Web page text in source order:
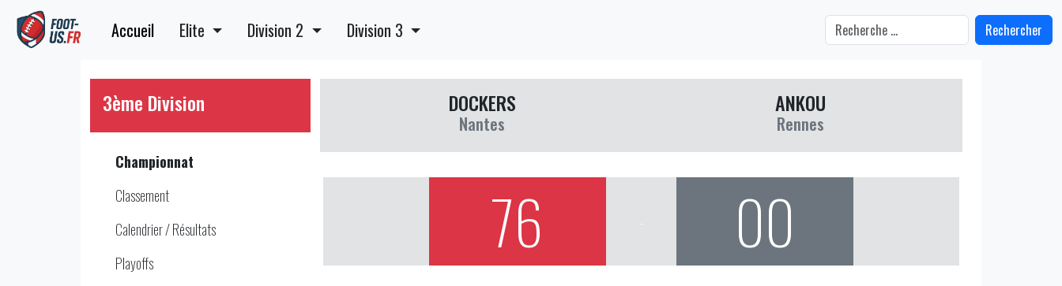
Accueil Elite Division 2 Division 3 Rechercher
3ème Division
Championnat
Classement
Calendrier / Résultats
Playoffs
DOCKERS
Nantes
ANKOU
Rennes
76 00